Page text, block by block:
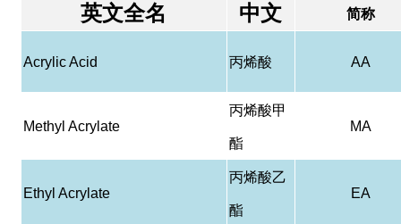
英文全名
中文 简称
Acrylic Acid 丙烯酸 AA
Methyl Acrylate
丙烯酸甲
酯
MA
Ethyl Acrylate
丙烯酸乙
酯
EA